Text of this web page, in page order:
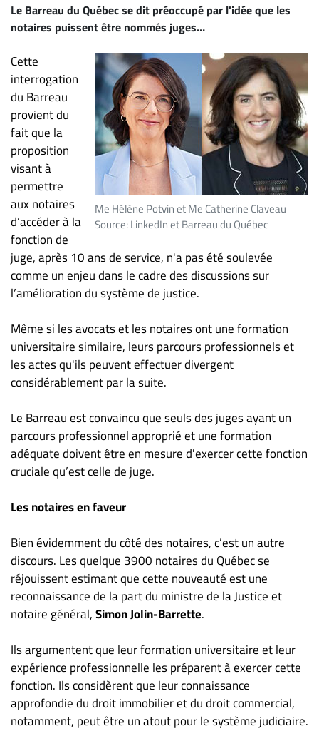
JURISTES
Offres
d'emploi
Formation
Continue
Métiers
Scoop?
CABINETS
ET
ENTREPRISES
Espace
entreprises
Page
entreprises
un
emploi
Publicité
Solutions de
TROUVEZ-
NOUS
joindre
propos
Infolettre
S’abonner
FAQ
confidentialité
Le Barreau du Québec se dit préoccupé par l'idée que les
notaires puissent être nommés juges…
Me Hélène Potvin et Me Catherine Claveau
Source: LinkedIn et Barreau du Québec
Cette
interrogation
du Barreau
provient du
fait que la
proposition
visant à
permettre
aux notaires
d’accéder à la
fonction de
juge, après 10 ans de service, n'a pas été soulevée
comme un enjeu dans le cadre des discussions sur
l’amélioration du système de justice.
Même si les avocats et les notaires ont une formation
universitaire similaire, leurs parcours professionnels et
les actes qu'ils peuvent effectuer divergent
considérablement par la suite.
Le Barreau est convaincu que seuls des juges ayant un
parcours professionnel approprié et une formation
adéquate doivent être en mesure d'exercer cette fonction
cruciale qu’est celle de juge.
Les notaires en faveur
Bien évidemment du côté des notaires, c’est un autre
discours. Les quelque 3900 notaires du Québec se
réjouissent estimant que cette nouveauté est une
reconnaissance de la part du ministre de la Justice et
notaire général,Simon Jolin-Barrette.
Ils argumentent que leur formation universitaire et leur
expérience professionnelle les préparent à exercer cette
fonction. Ils considèrent que leur connaissance
approfondie du droit immobilier et du droit commercial,
notamment, peut être un atout pour le système judiciaire.